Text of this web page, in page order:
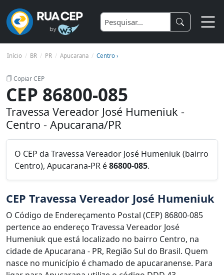
Início BR PR Apucarana Centro ›
Copiar CEP
CEP 86800-085
Travessa Vereador José Humeniuk -
Centro - Apucarana/PR
O CEP da Travessa Vereador José Humeniuk (bairro
Centro), Apucarana-PR é86800-085.
CEP Travessa Vereador José Humeniuk
O Código de Endereçamento Postal (CEP) 86800-085
pertence ao endereço Travessa Vereador José
Humeniuk que está localizado no bairro Centro, na
cidade de Apucarana - PR, Região Sul do Brasil. Quem
nasce no município é chamado de apucaranense. Para